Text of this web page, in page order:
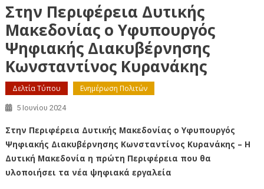
Στην Περιφέρεια Δυτικής
Μακεδονίας ο Υφυπουργός
Ψηφιακής Διακυβέρνησης
Κωνσταντίνος Κυρανάκης
Δελτία Τύπου Ενημέρωση Πολιτών
5 Ιουνίου 2024
Στην Περιφέρεια Δυτικής Μακεδονίας ο Υφυπουργός
Ψηφιακής Διακυβέρνησης Κωνσταντίνος Κυρανάκης – Η
Δυτική Μακεδονία η πρώτη Περιφέρεια που θα
υλοποιήσει τα νέα ψηφιακά εργαλεία